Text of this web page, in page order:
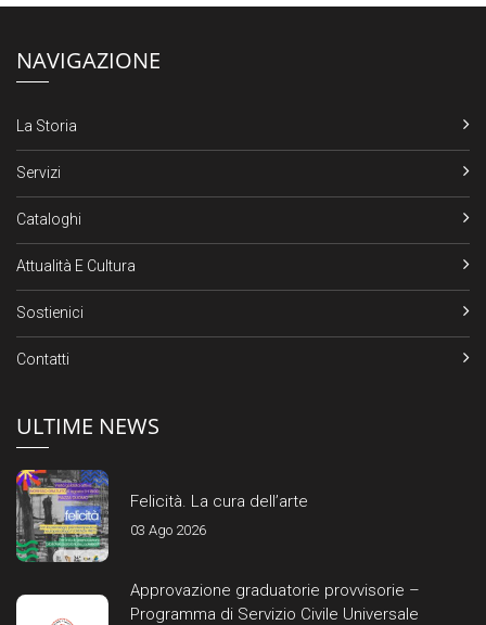
NAVIGAZIONE
La Storia
Servizi
Cataloghi
Attualità E Cultura
Sostienici
Contatti
ULTIME NEWS
Felicità. La cura dell’arte
03 Ago 2026
Approvazione graduatorie provvisorie –
Programma di Servizio Civile Universale